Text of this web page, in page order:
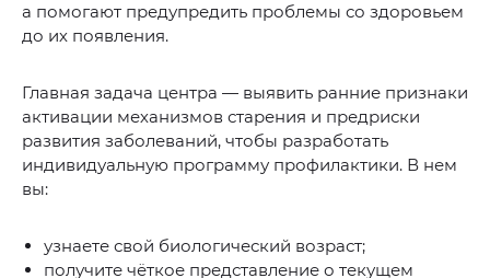
а помогают предупредить проблемы со здоровьем
до их появления.
Главная задача центра — выявить ранние признаки
активации механизмов старения и предриски
развития заболеваний, чтобы разработать
индивидуальную программу профилактики. В нем
вы:
узнаете свой биологический возраст;
получите чёткое представление о текущем